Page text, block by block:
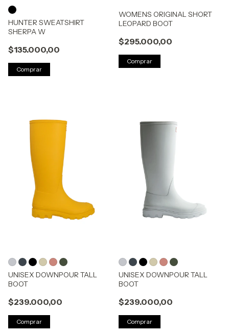
HUNTER SWEATSHIRT
SHERPA W
$135.000,00
Comprar
WOMENS ORIGINAL SHORT
LEOPARD BOOT
$295.000,00
Comprar
UNISEX DOWNPOUR TALL
BOOT
$239.000,00
Comprar
UNISEX DOWNPOUR TALL
BOOT
$239.000,00
Comprar